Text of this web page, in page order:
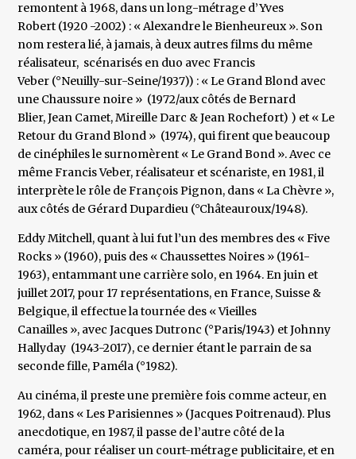
remontent à 1968, dans un long-métrage d’Yves
Robert (1920 -2002) : « Alexandre le Bienheureux ». Son
nom restera lié, à jamais, à deux autres films du même
réalisateur, scénarisés en duo avec Francis
Veber (°Neuilly-sur-Seine/1937)) : « Le Grand Blond avec
une Chaussure noire » (1972/aux côtés de Bernard
Blier, Jean Camet, Mireille Darc & Jean Rochefort) ) et « Le
Retour du Grand Blond » (1974), qui firent que beaucoup
de cinéphiles le surnomèrent « Le Grand Bond ». Avec ce
même Francis Veber, réalisateur et scénariste, en 1981, il
interprète le rôle de François Pignon, dans « La Chèvre »,
aux côtés de Gérard Dupardieu (°Châteauroux/1948).
Eddy Mitchell, quant à lui fut l’un des membres des « Five
Rocks » (1960), puis des « Chaussettes Noires » (1961-
1963), entammant une carrière solo, en 1964. En juin et
juillet 2017, pour 17 représentations, en France, Suisse &
Belgique, il effectue la tournée des « Vieilles
Canailles », avec Jacques Dutronc (°Paris/1943) et Johnny
Hallyday (1943-2017), ce dernier étant le parrain de sa
seconde fille, Paméla (°1982).
Au cinéma, il preste une première fois comme acteur, en
1962, dans « Les Parisiennes » (Jacques Poitrenaud). Plus
anecdotique, en 1987, il passe de l’autre côté de la
caméra, pour réaliser un court-métrage publicitaire, et en